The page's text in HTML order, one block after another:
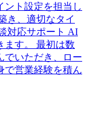
ント設定を担当し
き、適切なタイ
対応サポート AI
ます。 最初は数
でいただき、ロー
で営業経験を積ん